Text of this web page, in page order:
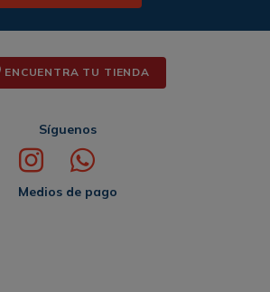
ENCUENTRA TU TIENDA
Síguenos
Medios de pago